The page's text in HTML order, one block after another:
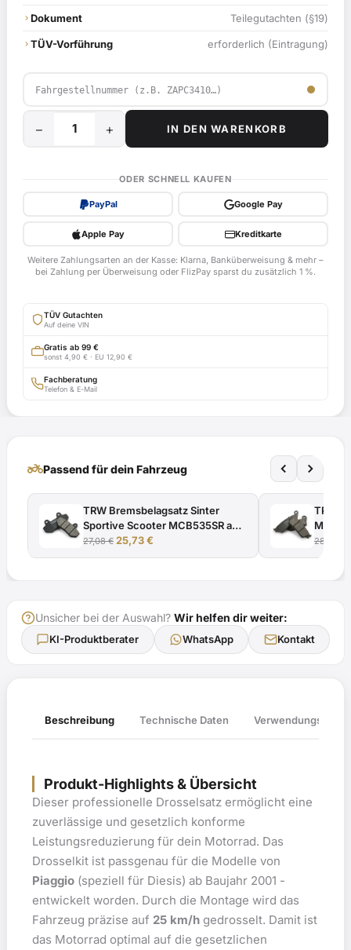
Dokument Teilegutachten (§19)
TÜV-Vorführung erforderlich (Eintragung)
ab
EG-
e9*92/61*0067*00
− + IN DEN WARENKORB
ODER SCHNELL KAUFEN
PayPal Google Pay
Apple Pay Kreditkarte
Weitere Zahlungsarten an der Kasse: Klarna, Banküberweisung & mehr –
bei Zahlung per Überweisung oder FlizPay sparst du zusätzlich 1 %.
TÜV Gutachten
Auf deine VIN
Gratis ab 99 €
sonst 4,90 € · EU 12,90 €
Fachberatung
Telefon & E-Mail
two_wheelerPassend für dein Fahrzeug
TRW Bremsbelagsatz Sinter
Sportive Scooter MCB535SR ab
Bj. 2006 - 2013
27,08€ 25,73€
TRW
28,82
Unsicher bei der Auswahl? Wir helfen dir weiter:
KI-Produktberater WhatsApp Kontakt
Beschreibung Technische Daten Verwendungsliste
Produkt-Highlights & Übersicht
Dieser professionelle Drosselsatz ermöglicht eine
zuverlässige und gesetzlich konforme
Leistungsreduzierung für dein Motorrad. Das
Drosselkit ist passgenau für die Modelle von
Piaggio (speziell für Diesis) ab Baujahr 2001 -
entwickelt worden. Durch die Montage wird das
Fahrzeug präzise auf 25 km/h gedrosselt. Damit ist
das Motorrad optimal auf die gesetzlichen